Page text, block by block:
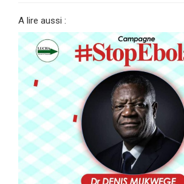
A lire aussi :